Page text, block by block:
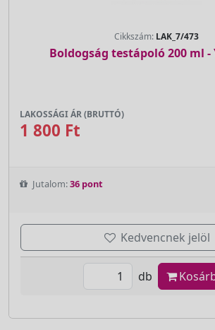
Cikkszám: LAK_7/473
Boldogság testápoló 200 ml -
LAKOSSÁGI ÁR (BRUTTÓ)
1 800 Ft
Jutalom:36 pont
Kedvencnek jelöl
db